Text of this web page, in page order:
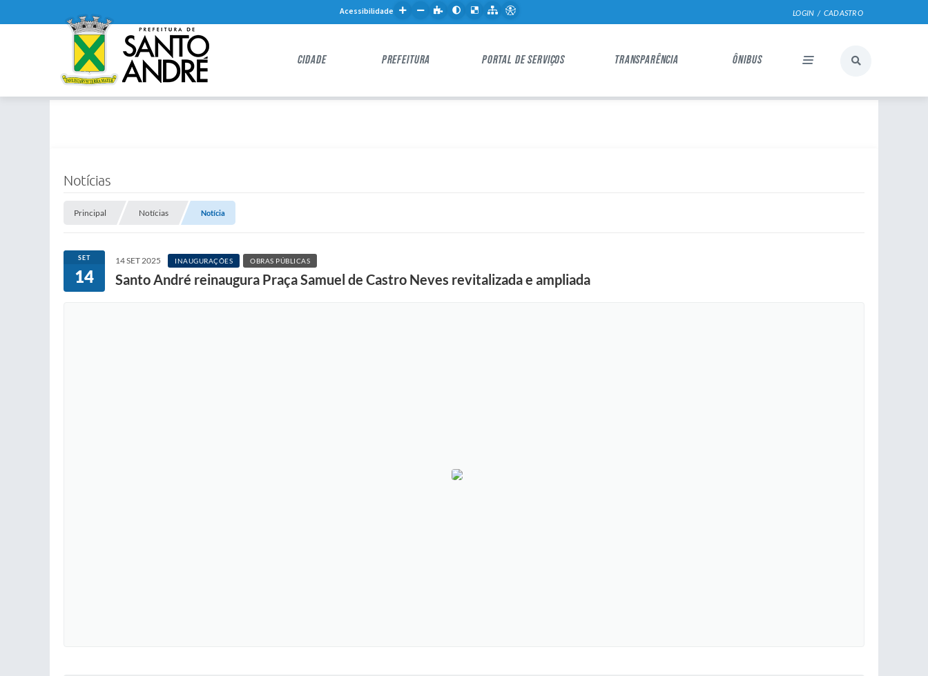
LOGIN / CADASTRO
Acessibilidade
CIDADE PREFEITURA PORTAL DE SERVIÇOS TRANSPARÊNCIA ÔNIBUS
Notícias
Principal Notícias Notícia
SET
14
14 SET 2025 INAUGURAÇÕES OBRAS PÚBLICAS
Santo André reinaugura Praça Samuel de Castro Neves revitalizada e ampliada